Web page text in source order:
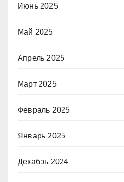
Июнь 2025
Май 2025
Апрель 2025
Март 2025
Февраль 2025
Январь 2025
Декабрь 2024